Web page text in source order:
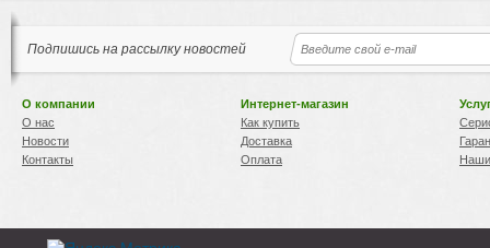
Подпишись на рассылку новостей
О компании
О нас
Новости
Контакты
Интернет-магазин
Как купить
Доставка
Оплата